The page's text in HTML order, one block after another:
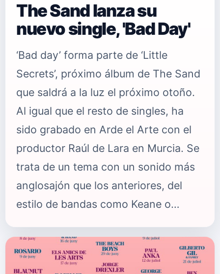
The Sand lanza su
nuevo single, 'Bad Day'
‘Bad day’ forma parte de ‘Little
Secrets’, próximo álbum de The Sand
que saldrá a la luz el próximo otoño.
Al igual que el resto de singles, ha
sido grabado en Arde el Arte con el
productor Raúl de Lara en Murcia. Se
trata de un tema con un sonido más
anglosajón que los anteriores, del
estilo de bandas como Keane o
colaboración de la artista Fuensanta
en las voces. Habla sobre cómo